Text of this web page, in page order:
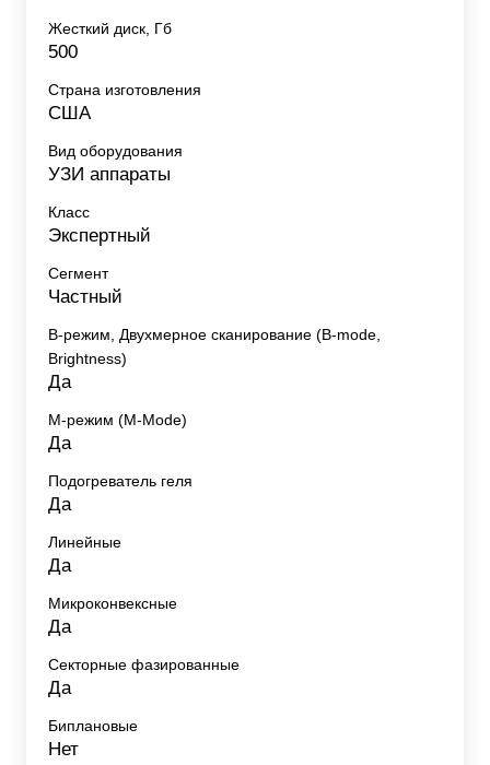
Жесткий диск, Гб
500
Страна изготовления
США
Вид оборудования
УЗИ аппараты
Класс
Экспертный
Сегмент
Частный
B-режим, Двухмерное сканирование (B-mode,
Brightness)
Да
M-режим (M-Mode)
Да
Подогреватель геля
Да
Линейные
Да
Микроконвексные
Да
Секторные фазированные
Да
Биплановые
Нет